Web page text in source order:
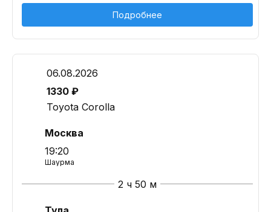
Подробнее
06.08.2026
1330 ₽
Toyota Corolla
Москва
19:20
Шаурма
2 ч 50 м